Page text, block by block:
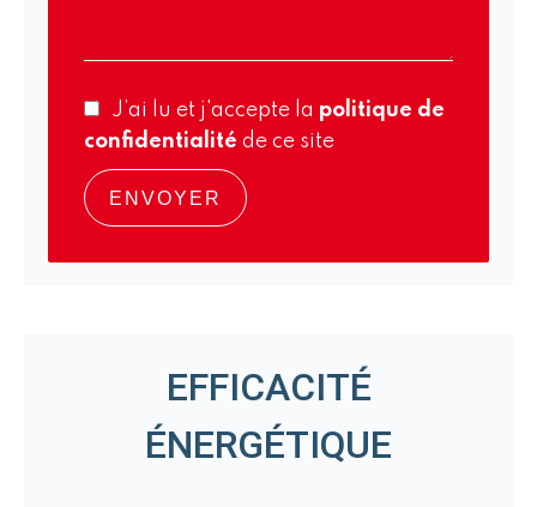
J’ai lu et j'accepte la politique de
confidentialité de ce site
ENVOYER
EFFICACITÉ
ÉNERGÉTIQUE